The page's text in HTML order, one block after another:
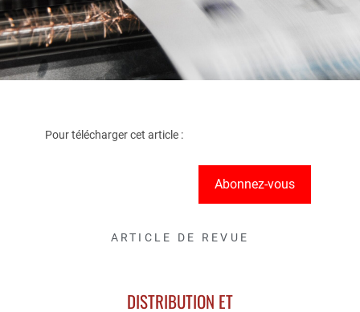
Pour télécharger cet article :
Abonnez-vous
ARTICLE DE REVUE
DISTRIBUTION ET